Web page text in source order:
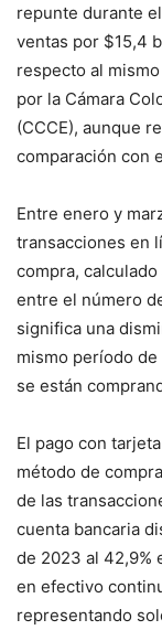
repunte durante
ventas por $15,4
respecto al
por la Cámara
(CCCE), aunque
comparación con
Entre enero y
transacciones en
compra,
entre el número
significa una
mismo período
se están
El pago con
método de
de las
cuenta bancaria
de 2023 al 42,9%
en efectivo
representando